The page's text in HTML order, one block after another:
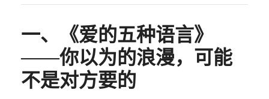
一、《爱的五种语言》
——你以为的浪漫，可能
不是对方要的